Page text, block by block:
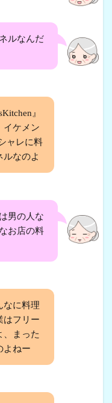
ルなんだ
』
イケメン
ャレに料
ルなのよ
男の人な
お店の料
なに料理
はフリー
、まった
よねー